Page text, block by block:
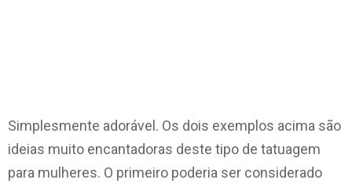
Simplesmente adorável. Os dois exemplos acima são
ideias muito encantadoras deste tipo de tatuagem
para mulheres. O primeiro poderia ser considerado